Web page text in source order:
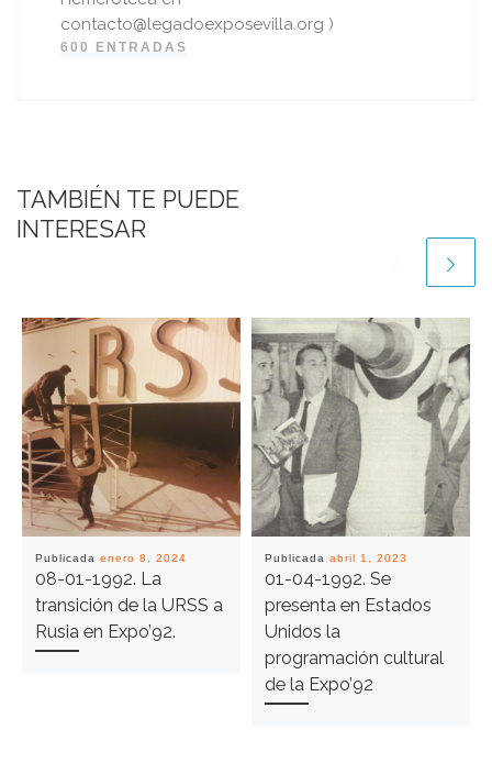
contacto@legadoexposevilla.org )
600 ENTRADAS
TAMBIÉN TE PUEDE
INTERESAR
Publicada enero 8, 2024
08-01-1992. La
transición de la URSS a
Rusia en Expo’92.
Publicada abril 1, 2023
01-04-1992. Se
presenta en Estados
Unidos la
programación cultural
de la Expo’92